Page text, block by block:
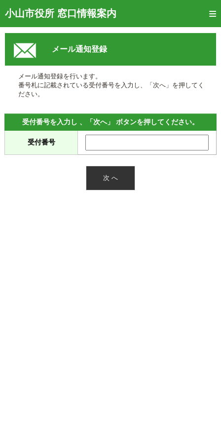
小山市役所 窓口情報案内
トップページ
窓口混雑状況
待ち状況確認
交付状況確認
メール通知登録
混雑予想カレンダー
メール通知登録
メール通知登録を行います。
番号札に記載されている受付番号を入力し、「次へ」を押してく
ださい。
受付番号を入力し 、「次へ」 ボタンを押してください。
受付番号